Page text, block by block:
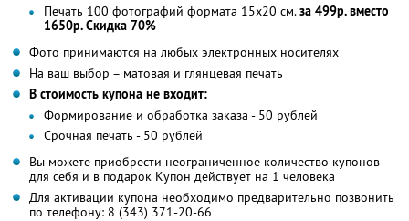
Печать 100 фотографий формата 15x20 см.за 499р. вместо
1650р.Скидка 70%
Фото принимаются на любых электронных носителях
На ваш выбор – матовая и глянцевая печать
В стоимость купона не входит:
Формирование и обработка заказа - 50 рублей
Срочная печать - 50 рублей
Вы можете приобрести неограниченное количество купонов
для себя и в подарок Купон действует на 1 человека
Для активации купона необходимо предварительно позвонить
по телефону: 8 (343) 371-20-66